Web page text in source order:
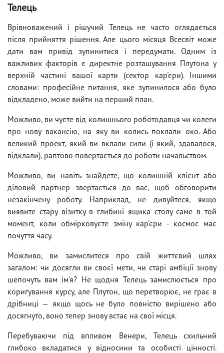
Телець
Врівноважений і рішучий Телець не часто оглядається
після прийняття рішення. Але цього місяця Всесвіт може
дати вам привід зупинитися і передумати. Одним із
важливих факторів є директне розташування Плутона у
верхній частині вашої карти (сектор кар'єри). Іншими
словами: професійне питання, яке зупинилося або було
відкладено, може вийти на перший план.
Можливо, ви чуєте від колишнього роботодавця чи колеги
про нову вакансію, на яку ви колись поклали око. Або
великий проект, який ви вклали сили (і який, здавалося,
відклали), раптово повертається до роботи начальством.
Можливо, ви навіть знайдете, що колишній клієнт або
діловий партнер звертається до вас, щоб обговорити
незакінчену роботу. Наприклад, не дивуйтеся, якщо
виявите стару візитку в глибині ящика столу саме в той
момент, коли обмірковуєте зміну кар'єри - космос має
почуття часу.
Можливо, ви замислитеся про свій життєвий шлях
загалом: чи досягли ви своєї мети, чи старі амбіції знову
шепочуть вам ім'я? Не щодня Телець замислюється про
коригування курсу, але Плутон, що перетворює, не грає в
дрібниці — якщо щось не було повністю вирішено або
досягнуто, воно тепер знову встає на свої місця.
Перебуваючи під впливом Венери, Телець схильний
глибоко вкладатися у відносини та особисті цінності.